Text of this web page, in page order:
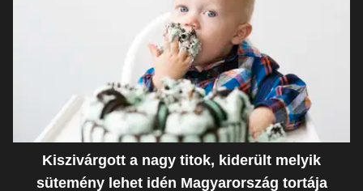
Kiszivárgott a nagy titok, kiderült melyik
sütemény lehet idén Magyarország tortája